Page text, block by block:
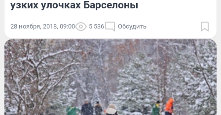
узких улочках Барселоны
28 ноября, 2018, 09:00 5 536 Обсудить